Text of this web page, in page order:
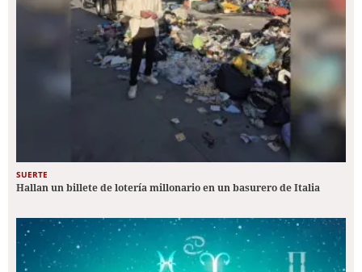
SUERTE
Hallan un billete de lotería millonario en un basurero de Italia